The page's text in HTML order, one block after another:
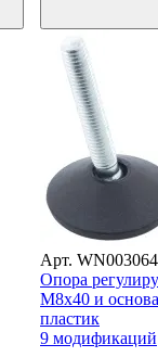
Арт.
Опора
М8х40 и
пластик
9 модификаций